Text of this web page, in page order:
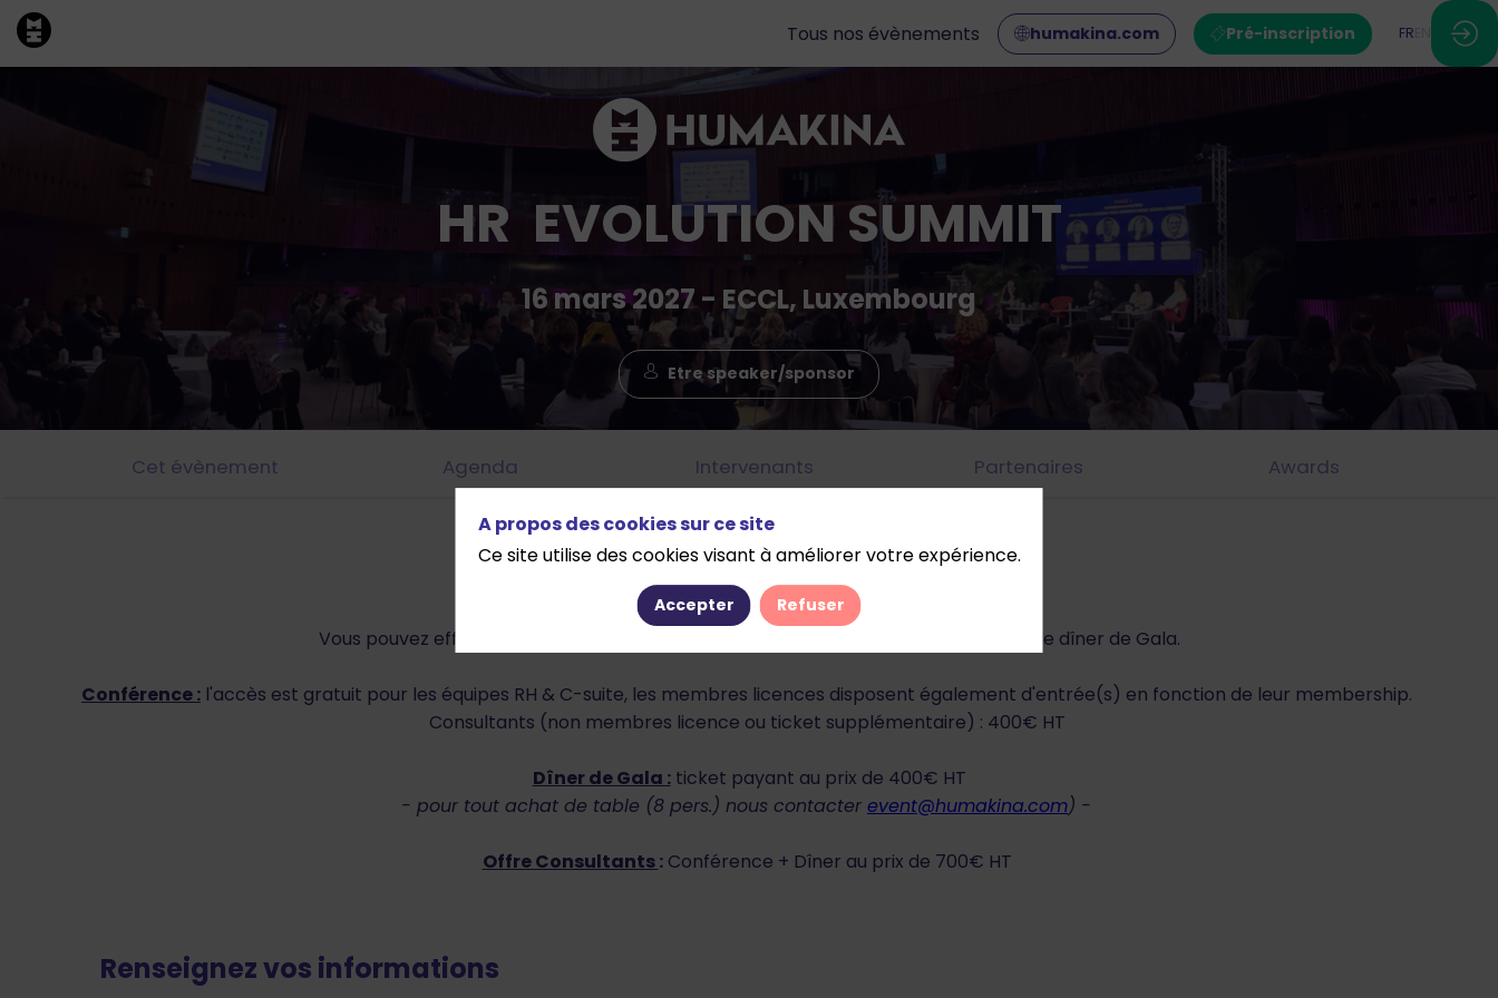
Tous nos évènements humakina.com Pré-inscription FR
HR EVOLUTION SUMMIT
16 mars 2027 - ECCL, Luxembourg
Etre speaker/sponsor
Cet évènement Agenda Intervenants Partenaires Awards
Demande de pré-inscription
Vous pouvez effectuer une demande de pré-inscription pour la conférence et/ou le dîner de Gala.
Conférence : l'accès est gratuit pour les équipes RH & C-suite, les membres licences disposent également d'entrée(s) en fonction de leur membership.
Consultants (non membres licence ou ticket supplémentaire) : 400€ HT
Dîner de Gala :ticket payant au prix de 400€ HT
- pour tout achat de table (8 pers.) nous contacter event@humakina.com) -
Offre Consultants:Conférence + Dîner au prix de 700€ HT
Renseignez vos informations
A propos des cookies sur ce site
Ce site utilise des cookies visant à améliorer votre expérience.
Accepter Refuser